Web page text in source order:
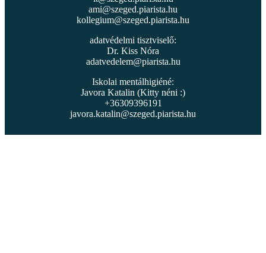
ami@szeged.piarista.hu
kollegium@szeged.piarista.hu
adatvédelmi tisztviselő:
Dr. Kiss Nóra
adatvedelem@piarista.hu
Iskolai mentálhigiéné:
Javora Katalin (Kitty néni :)
+36309396191
javora.katalin@szeged.piarista.hu